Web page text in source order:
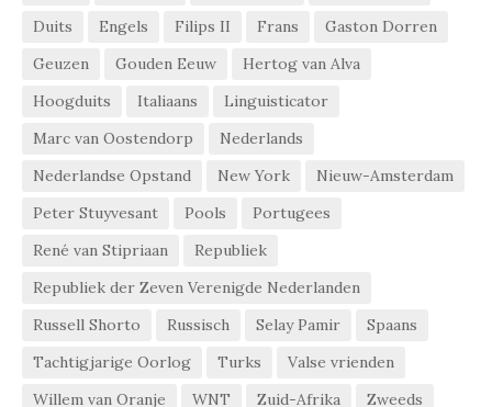
Duits
Engels Filips II Frans
Gaston Dorren
Geuzen
Gouden Eeuw
Hertog van Alva
Hoogduits
Italiaans
Linguisticator
Marc van Oostendorp
Nederlands
Nederlandse Opstand
New York
Nieuw-Amsterdam
Peter Stuyvesant
Pools
Portugees
René van Stipriaan
Republiek
Republiek der Zeven Verenigde Nederlanden
Russell Shorto
Russisch Selay Pamir
Spaans
Tachtigjarige Oorlog
Turks
Valse vrienden
Willem van Oranje
WNT Zuid-Afrika Zweeds